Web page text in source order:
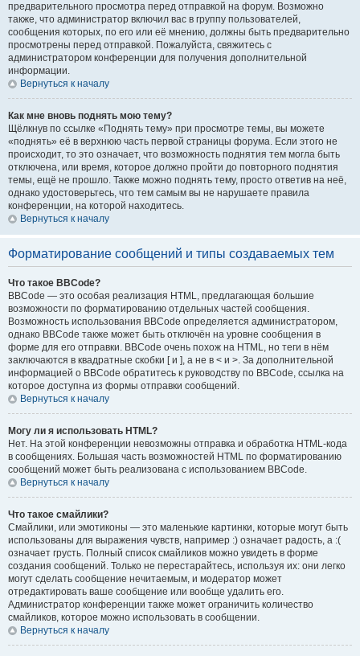
предварительного просмотра перед отправкой на форум. Возможно
также, что администратор включил вас в группу пользователей,
сообщения которых, по его или её мнению, должны быть предварительно
просмотрены перед отправкой. Пожалуйста, свяжитесь с
администратором конференции для получения дополнительной
информации.
Вернуться к началу
Как мне вновь поднять мою тему?
Щёлкнув по ссылке «Поднять тему» при просмотре темы, вы можете
«поднять» её в верхнюю часть первой страницы форума. Если этого не
происходит, то это означает, что возможность поднятия тем могла быть
отключена, или время, которое должно пройти до повторного поднятия
темы, ещё не прошло. Также можно поднять тему, просто ответив на неё,
однако удостоверьтесь, что тем самым вы не нарушаете правила
конференции, на которой находитесь.
Вернуться к началу
Форматирование сообщений и типы создаваемых тем
Что такое BBCode?
BBCode — это особая реализация HTML, предлагающая большие
возможности по форматированию отдельных частей сообщения.
Возможность использования BBCode определяется администратором,
однако BBCode также может быть отключён на уровне сообщения в
форме для его отправки. BBCode очень похож на HTML, но теги в нём
заключаются в квадратные скобки [ и ], а не в < и >. За дополнительной
информацией о BBCode обратитесь к руководству по BBCode, ссылка на
которое доступна из формы отправки сообщений.
Вернуться к началу
Могу ли я использовать HTML?
Нет. На этой конференции невозможны отправка и обработка HTML-кода
в сообщениях. Большая часть возможностей HTML по форматированию
сообщений может быть реализована с использованием BBCode.
Вернуться к началу
Что такое смайлики?
Смайлики, или эмотиконы — это маленькие картинки, которые могут быть
использованы для выражения чувств, например :) означает радость, а :(
означает грусть. Полный список смайликов можно увидеть в форме
создания сообщений. Только не перестарайтесь, используя их: они легко
могут сделать сообщение нечитаемым, и модератор может
отредактировать ваше сообщение или вообще удалить его.
Администратор конференции также может ограничить количество
смайликов, которое можно использовать в сообщении.
Вернуться к началу